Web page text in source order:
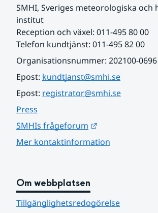
SMHI, Sveriges meteorologiska och
institut
Reception och växel: 011-495 80 00
Telefon kundtjänst: 011-495 82 00
Organisationsnummer: 202100-0696
Epost: kundtjanst@smhi.se
Epost: registrator@smhi.se
Press
SMHIs frågeforum
Mer kontaktinformation
Om webbplatsen
Tillgänglighetsredogörelse